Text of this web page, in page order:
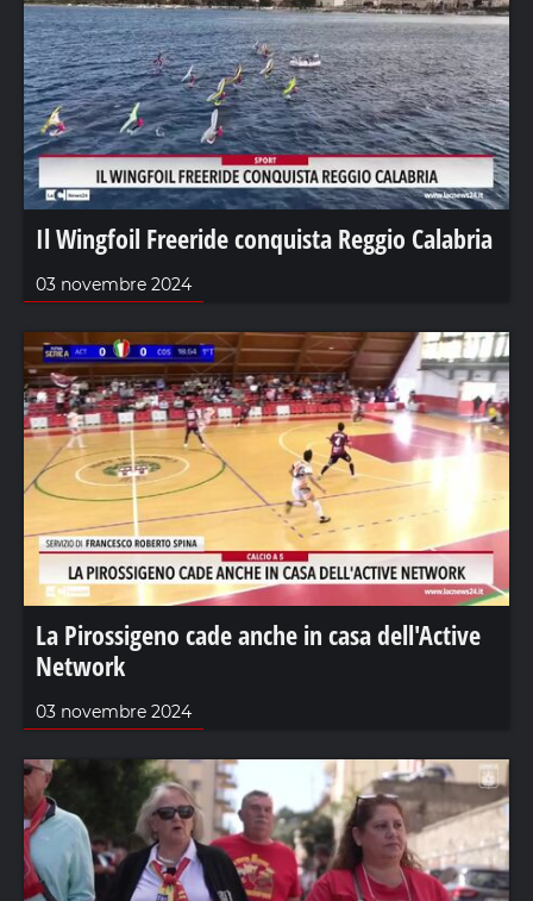
Il Wingfoil Freeride conquista Reggio Calabria
03 novembre 2024
La Pirossigeno cade anche in casa dell'Active
Network
03 novembre 2024